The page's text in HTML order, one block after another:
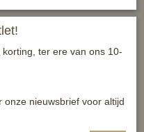
ter ere van ons 10-
nieuwsbrief voor altijd